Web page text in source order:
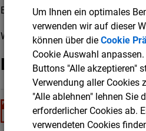
Bekanntmachung wurde die
Weitere Informationen erhalten
Downloads
(2,75 MB)
2022-05-
Um Ihnen ein optimales
verwenden wir auf dieser
können über die Cookie
Cookie Auswahl
Buttons "Alle akzeptieren"
Verwendung aller Cookies
"Alle ablehnen" lehnen Sie
erforderlicher Cookies ab.
verwendeten Cookies